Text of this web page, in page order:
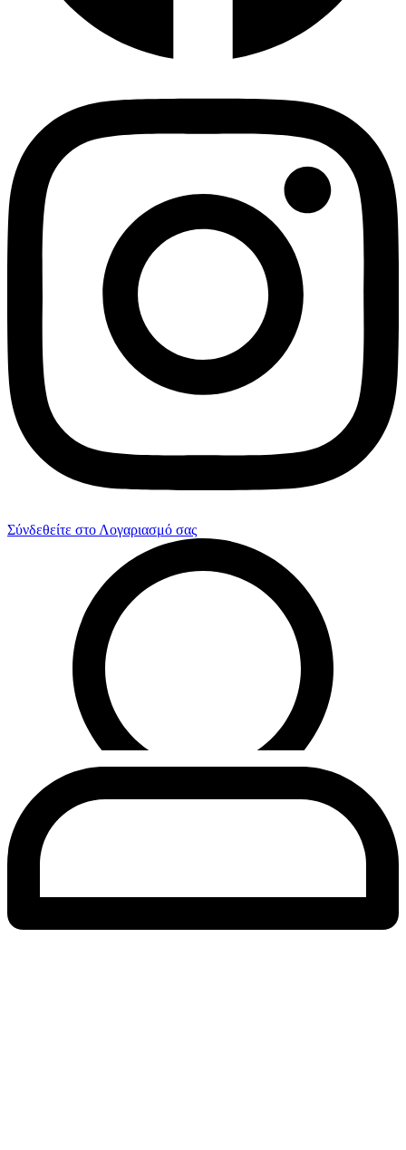
Σύνδεθείτε στο Λογαριασμό σας